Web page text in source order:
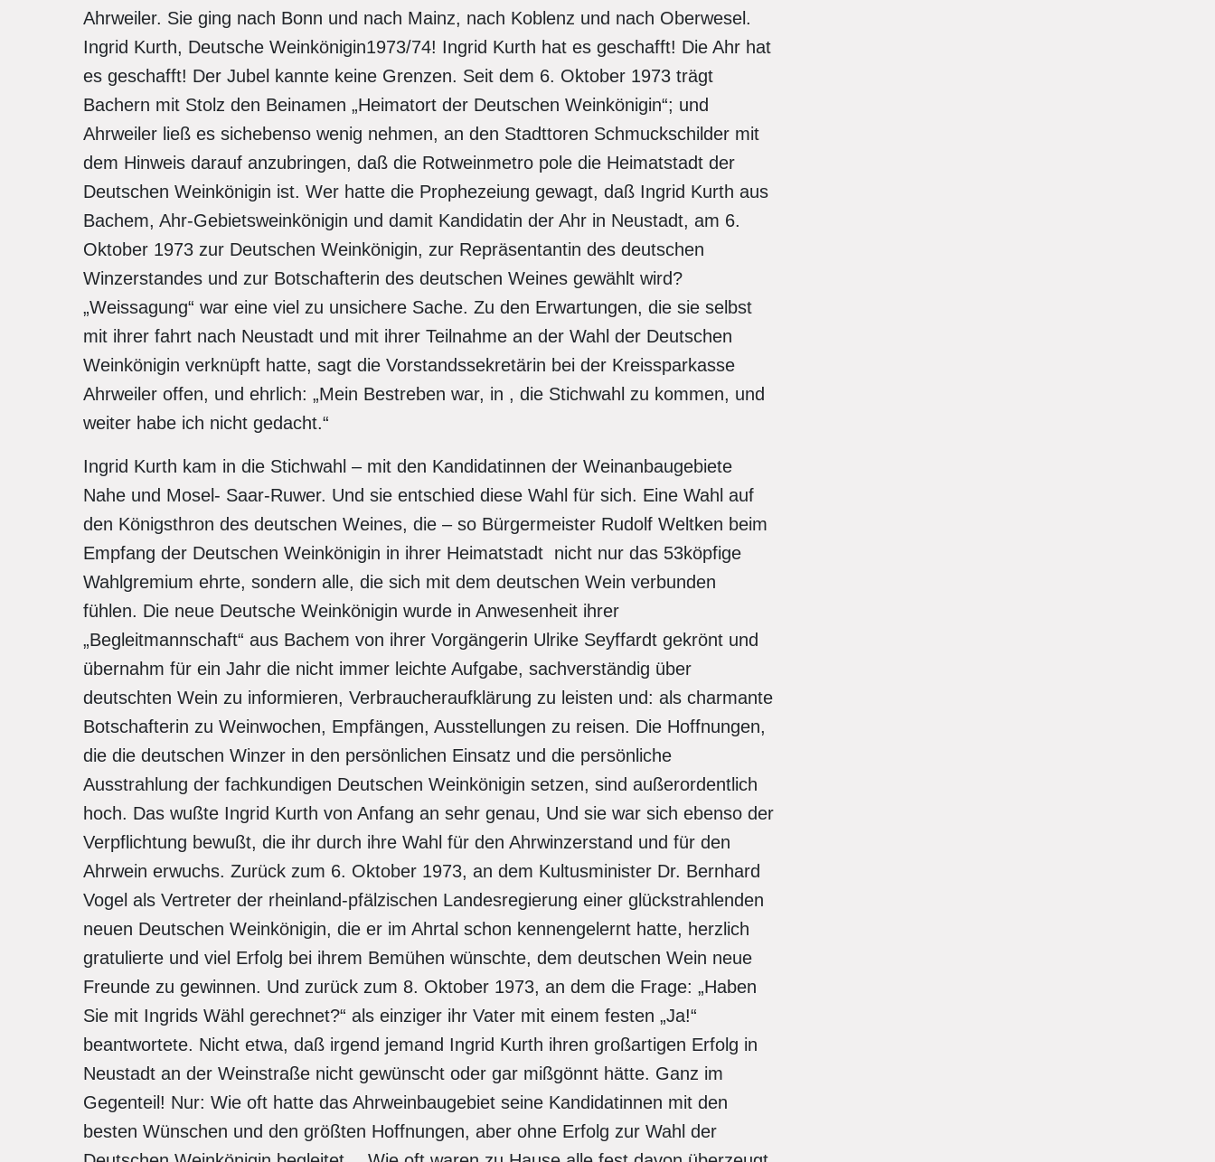
Ahrweiler. Sie ging nach Bonn und nach Mainz, nach Koblenz und nach Oberwesel.
Ingrid Kurth, Deutsche Weinkönigin1973/74! Ingrid Kurth hat es geschafft! Die Ahr hat
es geschafft! Der Jubel kannte keine Grenzen. Seit dem 6. Oktober 1973 trägt
Bachern mit Stolz den Beinamen „Heimatort der Deutschen Weinkönigin“; und
Ahrweiler ließ es sichebenso wenig nehmen, an den Stadttoren Schmuckschilder mit
dem Hinweis darauf anzubringen, daß die Rotweinmetro pole die Heimatstadt der
Deutschen Weinkönigin ist. Wer hatte die Prophezeiung gewagt, daß Ingrid Kurth aus
Bachem, Ahr-Gebietsweinkönigin und damit Kandidatin der Ahr in Neustadt, am 6.
Oktober 1973 zur Deutschen Weinkönigin, zur Repräsentantin des deutschen
Winzerstandes und zur Botschafterin des deutschen Weines gewählt wird?
„Weissagung“ war eine viel zu unsichere Sache. Zu den Erwartungen, die sie selbst
mit ihrer fahrt nach Neustadt und mit ihrer Teilnahme an der Wahl der Deutschen
Weinkönigin verknüpft hatte, sagt die Vorstandssekretärin bei der Kreissparkasse
Ahrweiler offen, und ehrlich: „Mein Bestreben war, in , die Stichwahl zu kommen, und
weiter habe ich nicht gedacht.“
Ingrid Kurth kam in die Stichwahl – mit den Kandidatinnen der Weinanbaugebiete
Nahe und Mosel- Saar-Ruwer. Und sie entschied diese Wahl für sich. Eine Wahl auf
den Königsthron des deutschen Weines, die – so Bürgermeister Rudolf Weltken beim
Empfang der Deutschen Weinkönigin in ihrer Heimatstadt nicht nur das 53köpfige
Wahlgremium ehrte, sondern alle, die sich mit dem deutschen Wein verbunden
fühlen. Die neue Deutsche Weinkönigin wurde in Anwesenheit ihrer
„Begleitmannschaft“ aus Bachem von ihrer Vorgängerin Ulrike Seyffardt gekrönt und
übernahm für ein Jahr die nicht immer leichte Aufgabe, sachverständig über
deutschten Wein zu informieren, Verbraucheraufklärung zu leisten und: als charmante
Botschafterin zu Weinwochen, Empfängen, Ausstellungen zu reisen. Die Hoffnungen,
die die deutschen Winzer in den persönlichen Einsatz und die persönliche
Ausstrahlung der fachkundigen Deutschen Weinkönigin setzen, sind außerordentlich
hoch. Das wußte Ingrid Kurth von Anfang an sehr genau, Und sie war sich ebenso der
Verpflichtung bewußt, die ihr durch ihre Wahl für den Ahrwinzerstand und für den
Ahrwein erwuchs. Zurück zum 6. Oktober 1973, an dem Kultusminister Dr. Bernhard
Vogel als Vertreter der rheinland-pfälzischen Landesregierung einer glückstrahlenden
neuen Deutschen Weinkönigin, die er im Ahrtal schon kennengelernt hatte, herzlich
gratulierte und viel Erfolg bei ihrem Bemühen wünschte, dem deutschen Wein neue
Freunde zu gewinnen. Und zurück zum 8. Oktober 1973, an dem die Frage: „Haben
Sie mit Ingrids Wähl gerechnet?“ als einziger ihr Vater mit einem festen „Ja!“
beantwortete. Nicht etwa, daß irgend jemand Ingrid Kurth ihren großartigen Erfolg in
Neustadt an der Weinstraße nicht gewünscht oder gar mißgönnt hätte. Ganz im
Gegenteil! Nur: Wie oft hatte das Ahrweinbaugebiet seine Kandidatinnen mit den
besten Wünschen und den größten Hoffnungen, aber ohne Erfolg zur Wahl der